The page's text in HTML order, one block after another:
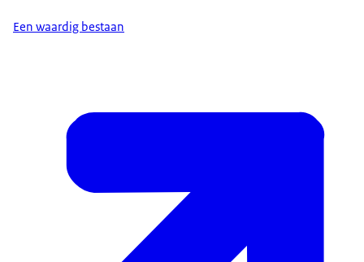
Een waardig bestaan